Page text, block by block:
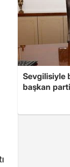
Sevgilisiyle
başkan